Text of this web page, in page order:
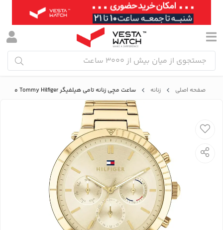
صفحه اصلی زنانه ساعت مچی زنانه تامی هیلفیگر Tommy Hilfiger مدل 1782350